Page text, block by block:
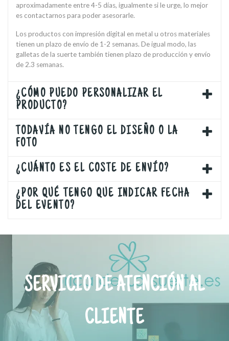
aproximadamente entre 4-5 días, igualmente si le urge, lo mejor
es contactarnos para poder asesorarle.
Los productos con impresión digital en metal u otros materiales
tienen un plazo de envío de 1-2 semanas. De igual modo, las
galletas de la suerte también tienen plazo de producción y envío
de 2.3 semanas.
¿CÓMO PUEDO PERSONALIZAR EL
PRODUCTO?
TODAVÍA NO TENGO EL DISEÑO O LA
FOTO
¿CUÁNTO ES EL COSTE DE ENVÍO?
¿POR QUÉ TENGO QUE INDICAR FECHA
DEL EVENTO?
SERVICIO DE ATENCIÓN AL
CLIENTE